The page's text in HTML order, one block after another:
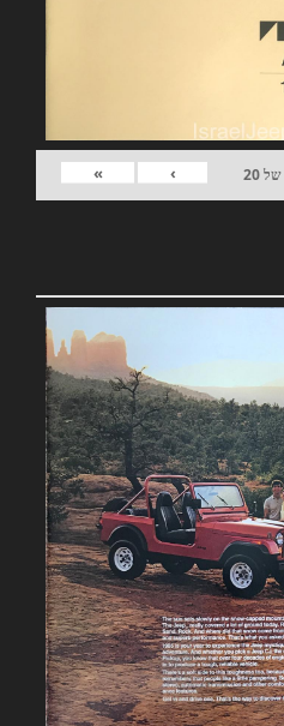
של20
›
»